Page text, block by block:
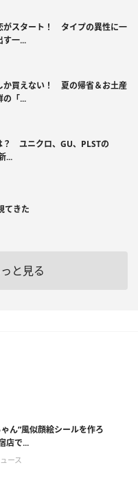
がスタート！ タイプの異性に一
一...
か買えない！ 夏の帰省＆お土産
の「...
？ ユニクロ、GU、PLSTの
...
てきた
と見る
ん”風似顔絵シールを作ろ
店で...
ース